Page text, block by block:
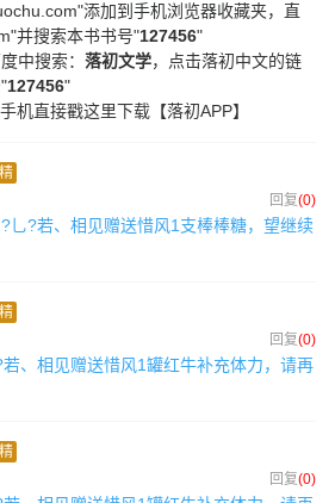
添加到手机浏览器收藏夹，直
并搜索本书书号"127456"
中搜索： 落初文学，点击落初中文的链
127456"
机直接戳这里下载【落初APP】
精
回复(0)
乚?若、相见赠送惜风1支棒棒糖，望继续
精
回复(0)
、相见赠送惜风1罐红牛补充体力，请再
精
回复(0)